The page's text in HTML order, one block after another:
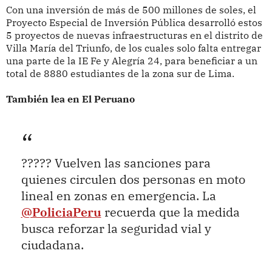
Con una inversión de más de 500 millones de soles, el
Proyecto Especial de Inversión Pública desarrolló estos
5 proyectos de nuevas infraestructuras en el distrito de
Villa María del Triunfo, de los cuales solo falta entregar
una parte de la IE Fe y Alegría 24, para beneficiar a un
total de 8880 estudiantes de la zona sur de Lima.
También lea en El Peruano
????? Vuelven las sanciones para
quienes circulen dos personas en moto
lineal en zonas en emergencia. La
@PoliciaPerurecuerda que la medida
busca reforzar la seguridad vial y
ciudadana.